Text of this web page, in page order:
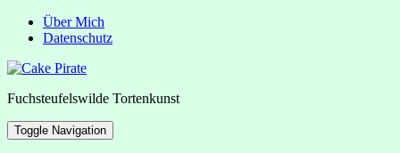
Über Mich
Datenschutz
Fuchsteufelswilde Tortenkunst
Toggle Navigation